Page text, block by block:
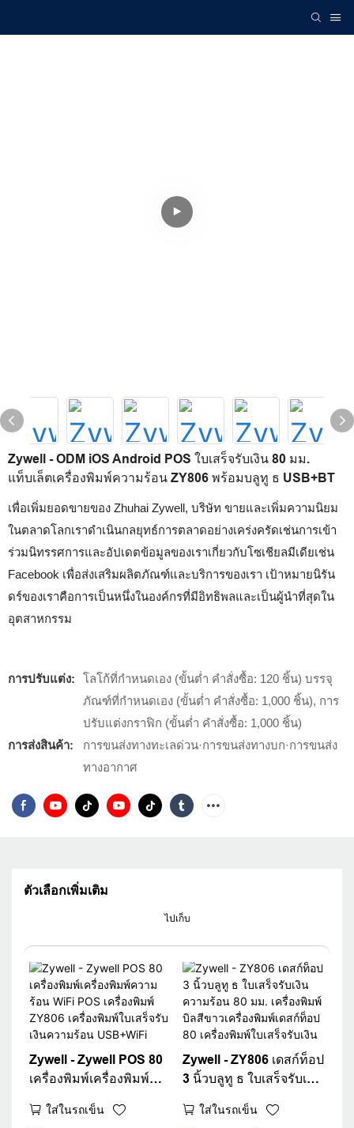
Zywell - ODM iOS Android POS ใบเสร็จรับเงิน 80 มม.
แท็บเล็ตเครื่องพิมพ์ความร้อน ZY806 พร้อมบลูทู ธ USB+BT
เพื่อเพิ่มยอดขายของ Zhuhai Zywell, บริษัท ขายและเพิ่มความนิยม
ในตลาดโลกเราดำเนินกลยุทธ์การตลาดอย่างเคร่งครัดเช่นการเข้า
ร่วมนิทรรศการและอัปเดตข้อมูลของเราเกี่ยวกับโซเชียลมีเดียเช่น
Facebook เพื่อส่งเสริมผลิตภัณฑ์และบริการของเรา เป้าหมายนิรัน
ดร์ของเราคือการเป็นหนึ่งในองค์กรที่มีอิทธิพลและเป็นผู้นำที่สุดใน
อุตสาหกรรม
การปรับแต่ง:
โลโก้ที่กำหนดเอง (ขั้นต่ำ คำสั่งซื้อ: 120 ชิ้น) บรรจุ
ภัณฑ์ที่กำหนดเอง (ขั้นต่ำ คำสั่งซื้อ: 1,000 ชิ้น), การ
ปรับแต่งกราฟิก (ขั้นต่ำ คำสั่งซื้อ: 1,000 ชิ้น)
การส่งสินค้า:
การขนส่งทางทะเลด่วน·การขนส่งทางบก·การขนส่ง
ทางอากาศ
ตัวเลือกเพิ่มเติม
ไปเก็บ
Zywell - Zywell POS 80
เครื่องพิมพ์เครื่องพิมพ์
เครื่องพิมพ์ ZY806
ใส่ในรถเข็น
Zywell - ZY806 เดสก์ท็อป
3 นิ้วบลูทู ธ ใบเสร็จรับเงิน
เครื่องพิมพ์บิลสีขาวเครื่อง
ใส่ในรถเข็น